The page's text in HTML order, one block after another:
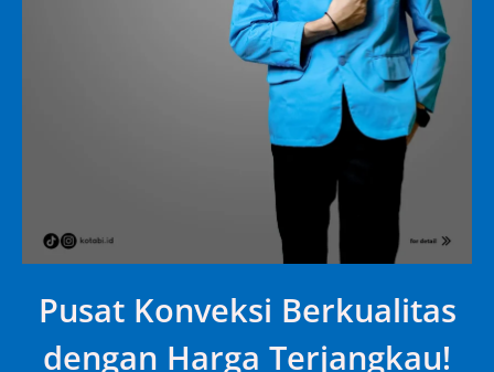
Pusat Konveksi Berkualitas
dengan Harga Terjangkau!